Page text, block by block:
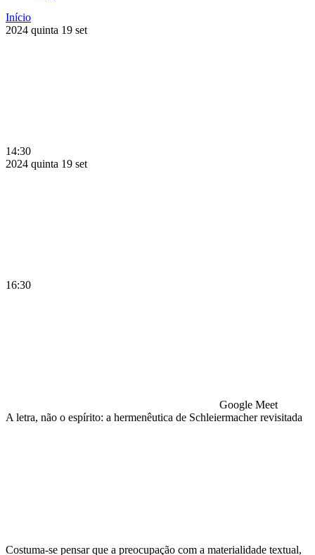
Início
2024 quinta 19 set
14:30
2024 quinta 19 set
16:30
Google Meet
A letra, não o espírito: a hermenêutica de Schleiermacher revisitada
Costuma-se pensar que a preocupação com a materialidade textual,